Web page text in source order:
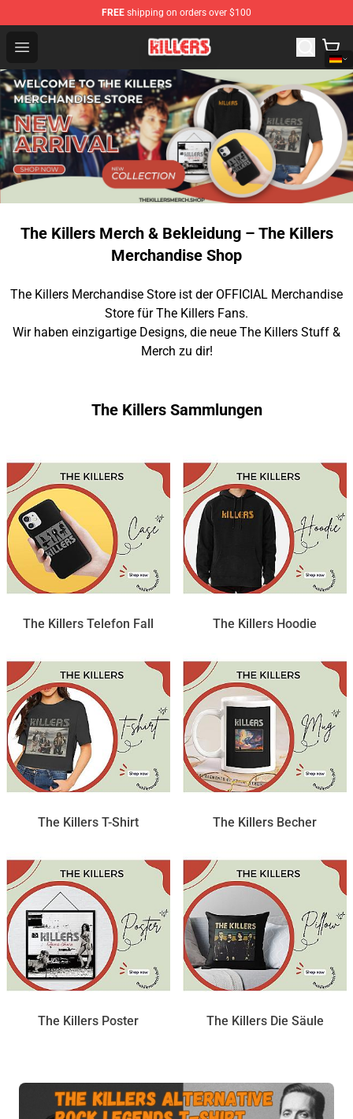
FREE shipping on orders over $100
Open menu
The Killers Shop - Official The Killers Merchandise Store
The Killers Merch & Bekleidung – The Killers
Merchandise Shop
The Killers Merchandise Store ist der OFFICIAL Merchandise
Store für The Killers Fans.
Wir haben einzigartige Designs, die neue The Killers Stuff &
Merch zu dir!
The Killers Sammlungen
The Killers Telefon Fall The Killers Hoodie
The Killers T-Shirt The Killers Becher
The Killers Poster The Killers Die Säule